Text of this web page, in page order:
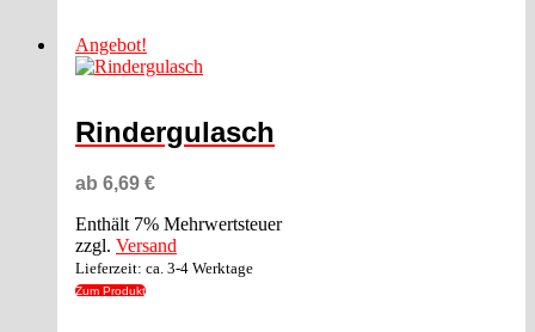
Angebot!
Rindergulasch
ab 6,69 €
Enthält 7% Mehrwertsteuer
zzgl. Versand
Lieferzeit: ca. 3-4 Werktage
Zum Produkt